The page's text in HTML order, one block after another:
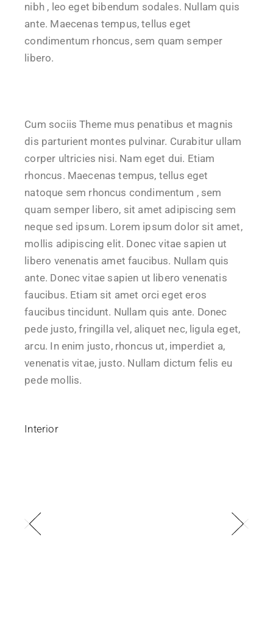
nibh , leo eget bibendum sodales. Nullam quis
ante. Maecenas tempus, tellus eget
condimentum rhoncus, sem quam semper
libero.
Cum sociis Theme mus penatibus et magnis
dis parturient montes pulvinar. Curabitur ullam
corper ultricies nisi. Nam eget dui. Etiam
rhoncus. Maecenas tempus, tellus eget
natoque sem rhoncus condimentum , sem
quam semper libero, sit amet adipiscing sem
neque sed ipsum. Lorem ipsum dolor sit amet,
mollis adipiscing elit. Donec vitae sapien ut
libero venenatis amet faucibus. Nullam quis
ante. Donec vitae sapien ut libero venenatis
faucibus. Etiam sit amet orci eget eros
faucibus tincidunt. Nullam quis ante. Donec
pede justo, fringilla vel, aliquet nec, ligula eget,
arcu. In enim justo, rhoncus ut, imperdiet a,
venenatis vitae, justo. Nullam dictum felis eu
pede mollis.
Interior